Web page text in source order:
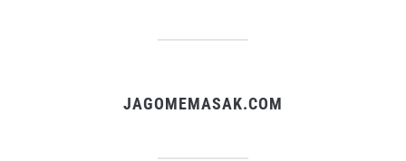
JAGOMEMASAK.COM